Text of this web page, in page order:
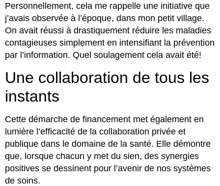
Personnellement, cela me rappelle une initiative que
j’avais observée à l’époque, dans mon petit village.
On avait réussi à drastiquement réduire les maladies
contagieuses simplement en intensifiant la prévention
par l’information. Quel soulagement cela avait été!
Une collaboration de tous les
instants
Cette démarche de financement met également en
lumière l’efficacité de la collaboration privée et
publique dans le domaine de la santé. Elle démontre
que, lorsque chacun y met du sien, des synergies
positives se dessinent pour l’avenir de nos systèmes
de soins.